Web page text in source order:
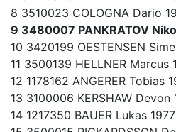
8 3510023 COLOGNA Dario
9 3480007 PANKRATOV
10 3420199 OESTENSEN
11 3500139 HELLNER Marcus
12 1178162 ANGERER Tobias
13 3100006 KERSHAW
14 1217350 BAUER Lukas